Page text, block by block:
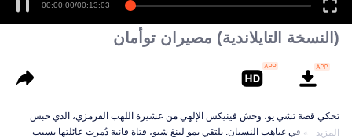
00:00:00/00:13:03
(النسخة التايلاندية) مصيران توأمان
تحكي قصة تشي يو، وحش فينيكس الإلهي من عشيرة اللهب القرمزي، الذي حبس
قلبه وحبه في غياهب النسيان. يلتقي بمو لينغ شيو، فتاة فانية دُمرت عائلتها بسبب
المزيد